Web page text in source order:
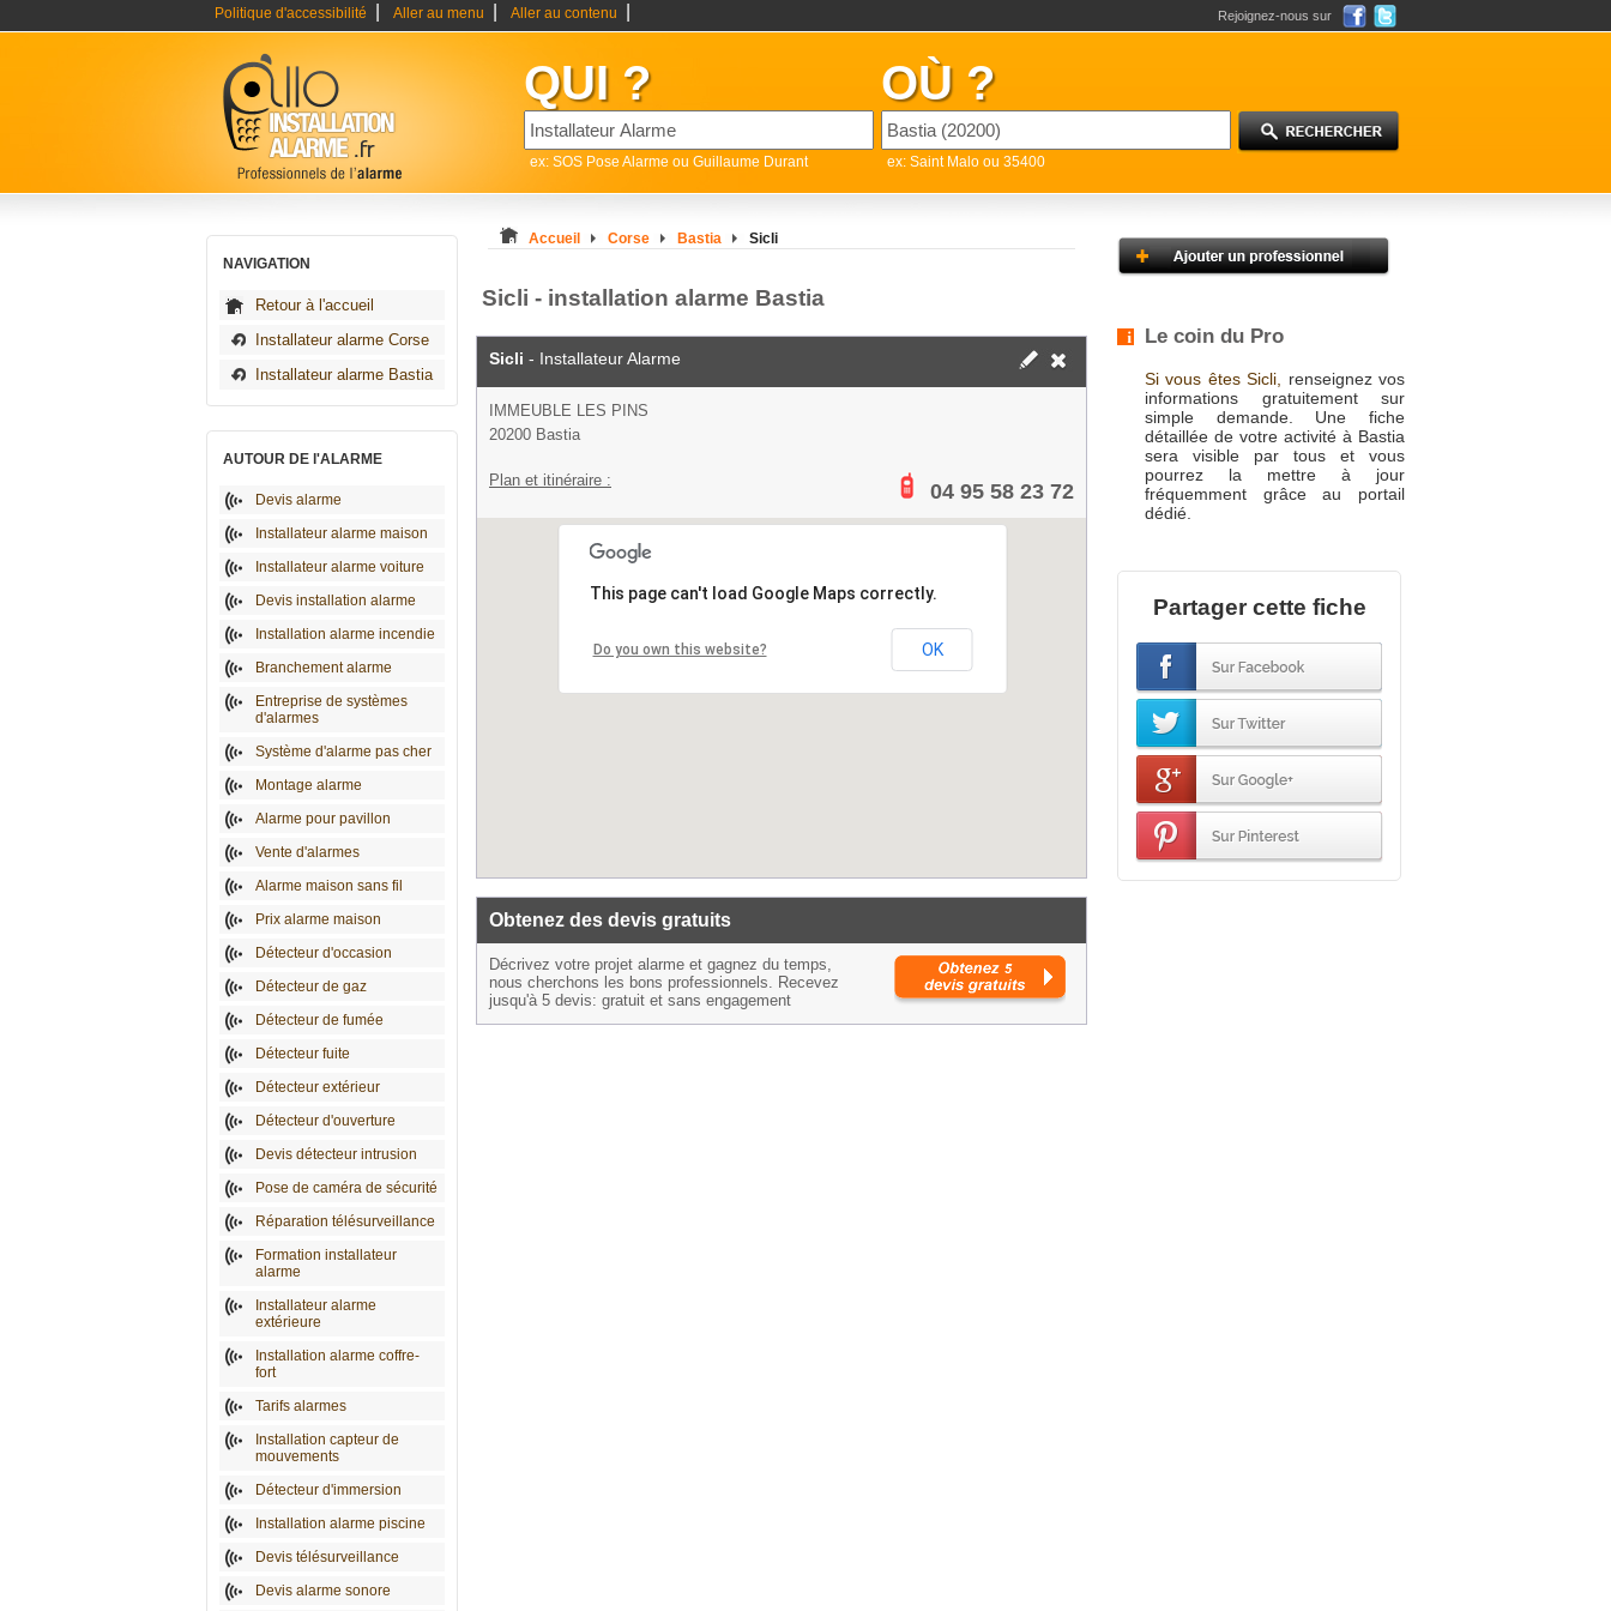
Politique d'accessibilité Aller au menu Aller au contenu Rejoignez-nous sur
QUI ?
ex: SOS Pose Alarme ou Guillaume Durant
OÙ ?
ex: Saint Malo ou 35400
NAVIGATION
Retour à l'accueil
Installateur alarme Corse
Installateur alarme Bastia
AUTOUR DE l'ALARME
Devis alarme
Installateur alarme maison
Installateur alarme voiture
Devis installation alarme
Installation alarme incendie
Branchement alarme
Entreprise de systèmes
d'alarmes
Système d'alarme pas cher
Montage alarme
Alarme pour pavillon
Vente d'alarmes
Alarme maison sans fil
Prix alarme maison
Détecteur d'occasion
Détecteur de gaz
Détecteur de fumée
Détecteur fuite
Détecteur extérieur
Détecteur d'ouverture
Devis détecteur intrusion
Pose de caméra de sécurité
Réparation télésurveillance
Formation installateur
alarme
Installateur alarme
extérieure
Installation alarme coffre-
fort
Tarifs alarmes
Installation capteur de
mouvements
Détecteur d'immersion
Installation alarme piscine
Devis télésurveillance
Devis alarme sonore
Accueil Corse Bastia Sicli
Sicli - installation alarme Bastia
Sicli - Installateur Alarme
IMMEUBLE LES PINS
20200 Bastia
Plan et itinéraire : 04 95 58 23 72
This page can't load Google Maps correctly.
Do you own this website? OK
Obtenez des devis gratuits
Décrivez votre projet alarme et gagnez du temps,
nous cherchons les bons professionnels. Recevez
jusqu'à 5 devis: gratuit et sans engagement
Le coin du Pro
Si vous êtes Sicli,
renseignez vos
informations gratuitement sur
simple demande. Une fiche
détaillée de votre activité à Bastia
sera visible par tous et vous
pourrez la mettre à jour
fréquemment grâce au portail
dédié.
Partager cette fiche